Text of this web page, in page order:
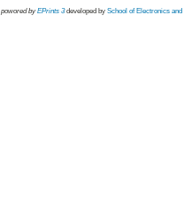
powored byEPrints 3 developed by School of Electronics